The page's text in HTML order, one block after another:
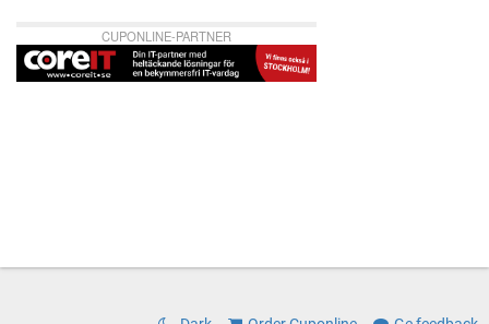
CUPONLINE-PARTNER